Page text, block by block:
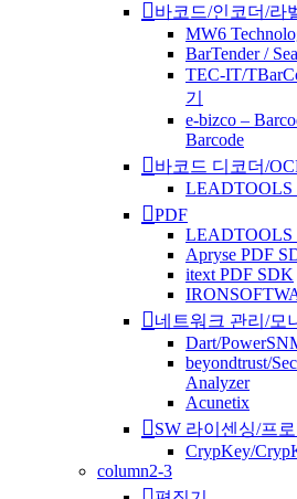
바코드/인코더/라
MW6
BarTender /
TEC-IT/
기
e-bizco –
Barcode
바코드 디코더/
LEADTOOLS
PDF
LEADTOOLS
Apryse PDF
itext PDF SDK
네트워크 관리/모
Dart/
beyondtrust/
Analyzer
Acunetix
SW 라이센싱/프
CrypKey/
column2-3